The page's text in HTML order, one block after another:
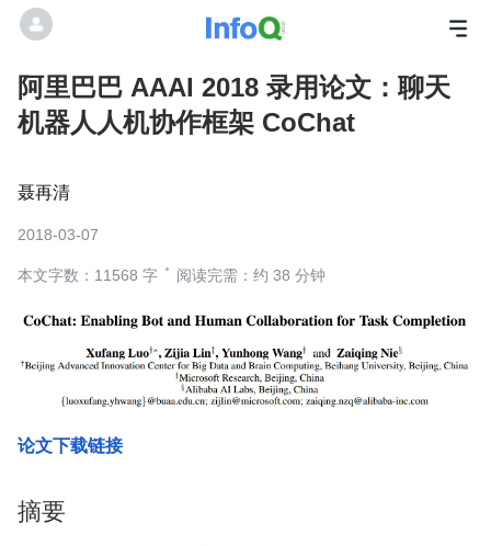
阿里巴巴 AAAI 2018 录用论文：聊天
机器人人机协作框架 CoChat
聂再清
2018-03-07
本文字数：11568 字 阅读完需：约 38 分钟
论文下载链接
摘要